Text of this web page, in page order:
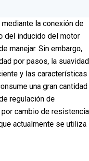
la conexión de
del inducido del motor
manejar. Sin embargo,
por pasos, la suavidad
y las características
una gran cantidad
regulación de
cambio de resistencia
actualmente se utiliza